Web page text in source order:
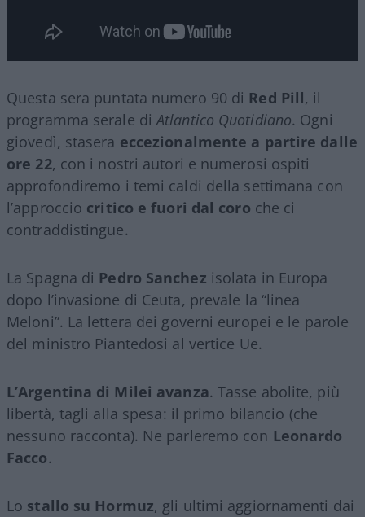
Questa sera puntata numero 90 di Red Pill, il
programma serale diAtlantico Quotidiano. Ogni
giovedì, stasera eccezionalmente a partire dalle
ore 22, con i nostri autori e numerosi ospiti
approfondiremo i temi caldi della settimana con
l’approccio critico e fuori dal coro che ci
contraddistingue.
La Spagna di Pedro Sanchez isolata in Europa
dopo l’invasione di Ceuta, prevale la “linea
Meloni”. La lettera dei governi europei e le parole
del ministro Piantedosi al vertice Ue.
L’Argentina di Milei avanza. Tasse abolite, più
libertà, tagli alla spesa: il primo bilancio (che
nessuno racconta). Ne parleremo con Leonardo
Facco.
Lo stallo su Hormuz, gli ultimi aggiornamenti dai